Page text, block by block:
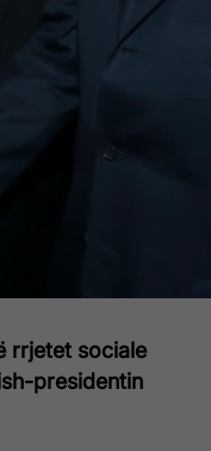
rrjetet sociale
presidentin